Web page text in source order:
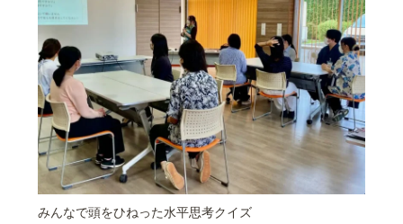
みんなで頭をひねった水平思考クイズ